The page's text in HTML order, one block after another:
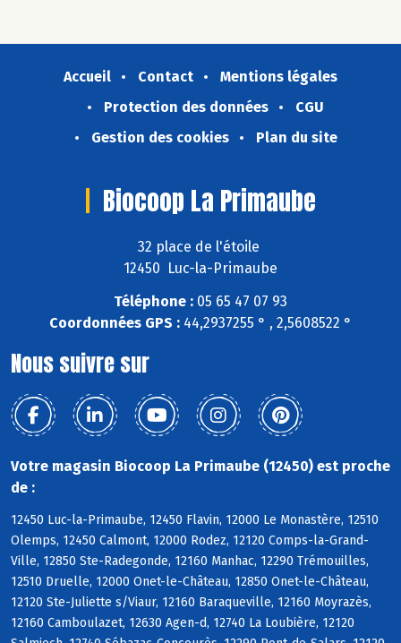
Accueil Contact
Mentions légales
Protection des données
CGU
Gestion des cookies
Plan du site
Biocoop La Primaube
32 place de l'étoile
12450 Luc-la-Primaube
Téléphone : 05 65 47 07 93
Coordonnées GPS : 44,2937255 ° , 2,5608522 °
Nous suivre sur
Votre magasin Biocoop La Primaube (12450) est proche
de :
12450 Luc-la-Primaube, 12450 Flavin, 12000 Le Monastère, 12510
Olemps, 12450 Calmont, 12000 Rodez, 12120 Comps-la-Grand-
Ville, 12850 Ste-Radegonde, 12160 Manhac, 12290 Trémouilles,
12510 Druelle, 12000 Onet-le-Château, 12850 Onet-le-Château,
12120 Ste-Juliette s/Viaur, 12160 Baraqueville, 12160 Moyrazès,
12160 Camboulazet, 12630 Agen-d, 12740 La Loubière, 12120